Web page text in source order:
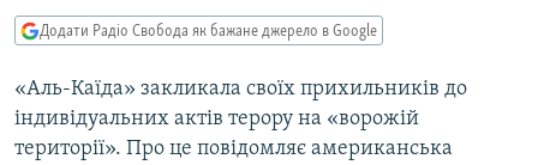
пошуку
УКРАЇНА
ТИ ЯК?
СХЕМИ
КИТАЙ.ВИКЛИКИ
Додати Радіо Свобода як бажане джерело в Google
«Аль-Каїда» закликала своїх прихильників до
індивідуальних актів терору на «ворожій
території». Про це повідомляє американська